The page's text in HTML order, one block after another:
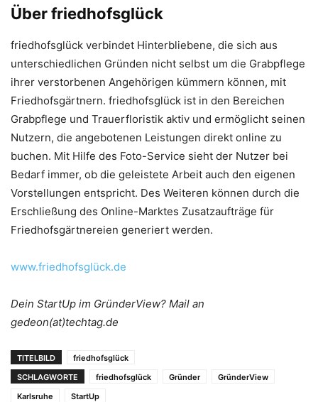
Über friedhofsglück
friedhofsglück verbindet Hinterbliebene, die sich aus
unterschiedlichen Gründen nicht selbst um die Grabpflege
ihrer verstorbenen Angehörigen kümmern können, mit
Friedhofsgärtnern. friedhofsglück ist in den Bereichen
Grabpflege und Trauerfloristik aktiv und ermöglicht seinen
Nutzern, die angebotenen Leistungen direkt online zu
buchen. Mit Hilfe des Foto-Service sieht der Nutzer bei
Bedarf immer, ob die geleistete Arbeit auch den eigenen
Vorstellungen entspricht. Des Weiteren können durch die
Erschließung des Online-Marktes Zusatzaufträge für
Friedhofsgärtnereien generiert werden.
www.friedhofsglück.de
Dein StartUp im GründerView? Mail an
gedeon(at)techtag.de
TITELBILD
friedhofsglück
SCHLAGWORTE
friedhofsglück Gründer
GründerView
Karlsruhe
StartUp